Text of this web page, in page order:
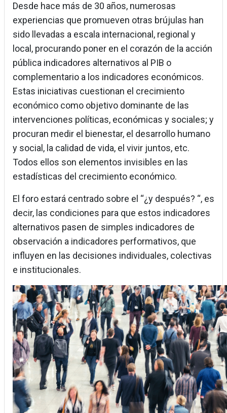
Desde hace más de 30 años, numerosas
experiencias que promueven otras brújulas han
sido llevadas a escala internacional, regional y
local, procurando poner en el corazón de la acción
pública indicadores alternativos al PIB o
complementario a los indicadores económicos.
Estas iniciativas cuestionan el crecimiento
económico como objetivo dominante de las
intervenciones políticas, económicas y sociales; y
procuran medir el bienestar, el desarrollo humano
y social, la calidad de vida, el vivir juntos, etc.
Todos ellos son elementos invisibles en las
estadísticas del crecimiento económico.
El foro estará centrado sobre el “¿y después? “, es
decir, las condiciones para que estos indicadores
alternativos pasen de simples indicadores de
observación a indicadores performativos, que
influyen en las decisiones individuales, colectivas
e institucionales.